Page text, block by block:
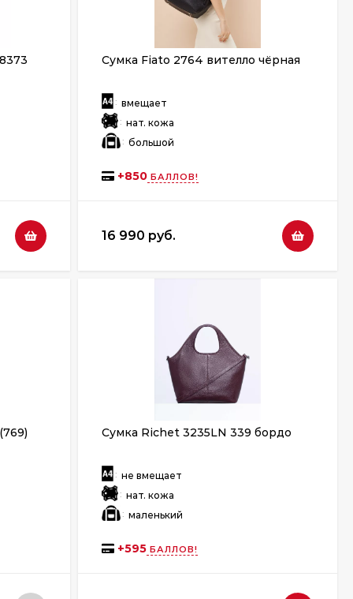
Сумка Fiato 2764 вителло чёрная
: вмещает
: нат. кожа
: большой
+850БАЛЛОВ!
16 990 руб.
Сумка Richet 3235LN 339 бордо
: не вмещает
: нат. кожа
: маленький
+595БАЛЛОВ!